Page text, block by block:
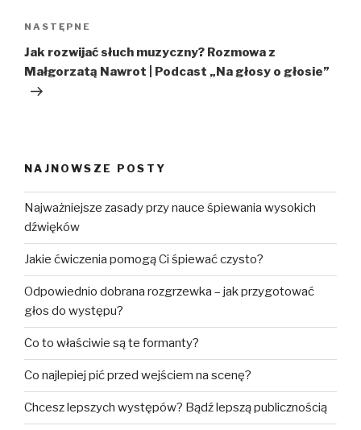
Następny
wpis
NASTĘPNE
Jak rozwijać słuch muzyczny? Rozmowa z
Małgorzatą Nawrot | Podcast „Na głosy o głosie”
NAJNOWSZE POSTY
Najważniejsze zasady przy nauce śpiewania wysokich
dźwięków
Jakie ćwiczenia pomogą Ci śpiewać czysto?
Odpowiednio dobrana rozgrzewka – jak przygotować
głos do występu?
Co to właściwie są te formanty?
Co najlepiej pić przed wejściem na scenę?
Chcesz lepszych występów? Bądź lepszą publicznością